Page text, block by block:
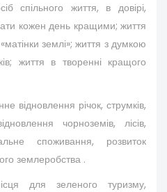
спільного життя, в довірі,
кожен день кращими; життя
землі»; життя з думкою
життя в творенні кращого
відновлення річок, струмків,
чорноземів, лісів,
споживання, розвиток
землеробства .
для зеленого туризму,